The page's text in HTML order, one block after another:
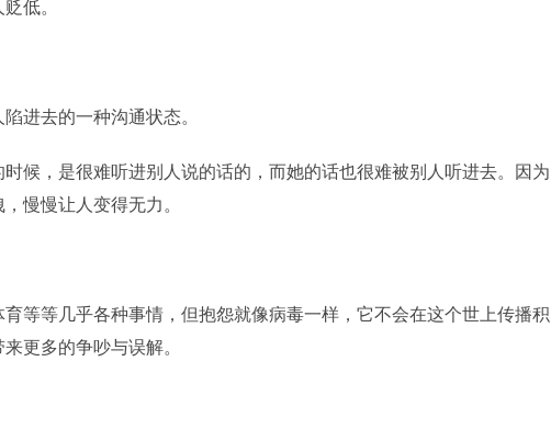
低。
去的一种沟通状态。
，是很难听进别人说的话的，而她的话也很难被别人听进去。因为
慢慢让人变得无力。
等几乎各种事情，但抱怨就像病毒一样，它不会在这个世上传播积
更多的争吵与误解。